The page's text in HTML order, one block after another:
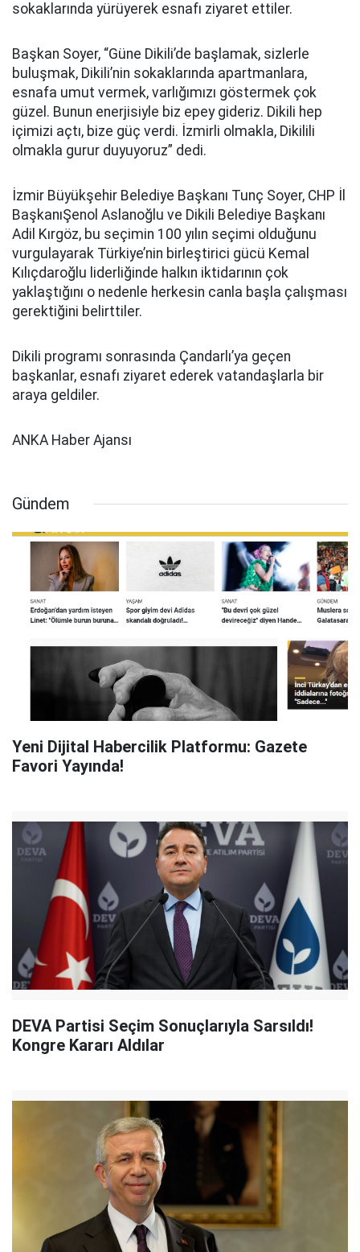
sokaklarında yürüyerek esnafı ziyaret ettiler.
Başkan Soyer, “Güne Dikili’de başlamak, sizlerle
buluşmak, Dikili’nin sokaklarında apartmanlara,
esnafa umut vermek, varlığımızı göstermek çok
güzel. Bunun enerjisiyle biz epey gideriz. Dikili hep
içimizi açtı, bize güç verdi. İzmirli olmakla, Dikilili
olmakla gurur duyuyoruz” dedi.
İzmir Büyükşehir Belediye Başkanı Tunç Soyer, CHP İl
BaşkanıŞenol Aslanoğlu ve Dikili Belediye Başkanı
Adil Kırgöz, bu seçimin 100 yılın seçimi olduğunu
vurgulayarak Türkiye’nin birleştirici gücü Kemal
Kılıçdaroğlu liderliğinde halkın iktidarının çok
yaklaştığını o nedenle herkesin canla başla çalışması
gerektiğini belirttiler.
Dikili programı sonrasında Çandarlı’ya geçen
başkanlar, esnafı ziyaret ederek vatandaşlarla bir
araya geldiler.
ANKA Haber Ajansı
Gündem
Yeni Dijital Habercilik Platformu: Gazete
Favori Yayında!
DEVA Partisi Seçim Sonuçlarıyla Sarsıldı!
Kongre Kararı Aldılar